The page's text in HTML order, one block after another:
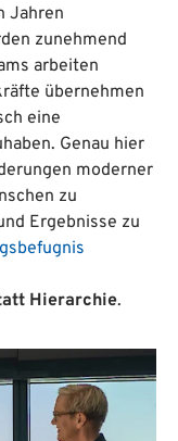
Jahren
zunehmend
arbeiten
übernehmen
eine
Genau hier
moderner
zu
Ergebnisse zu
Hierarchie.